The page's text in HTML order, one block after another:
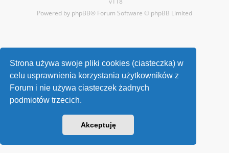
Strona używa swoje pliki cookies (ciasteczka) w
celu usprawnienia korzystania użytkowników z
Forum i nie używa ciasteczek żadnych
podmiotów trzecich.
Akceptuję
Powered by phpBB® Forum Software © phpBB Limited